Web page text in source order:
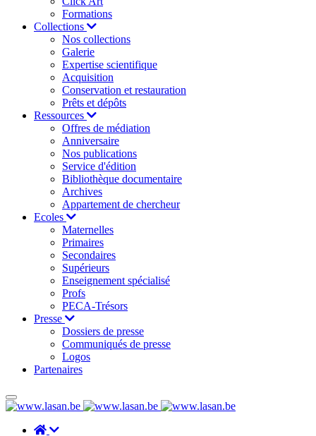
Formations
Collections
Nos collections
Galerie
Expertise scientifique
Acquisition
Conservation et restauration
Prêts et dépôts
Ressources
Offres de médiation
Anniversaire
Nos publications
Service d'édition
Bibliothèque documentaire
Archives
Appartement de chercheur
Ecoles
Maternelles
Primaires
Secondaires
Supérieurs
Enseignement spécialisé
Profs
PECA-Trésors
Presse
Dossiers de presse
Communiqués de presse
Logos
Partenaires